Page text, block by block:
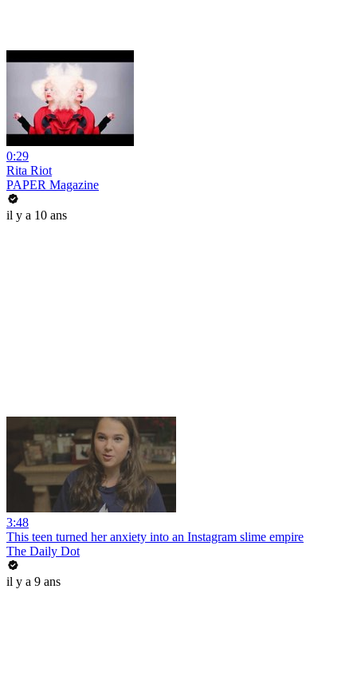
0:29
Rita Riot
PAPER Magazine
il y a 10 ans
3:48
This teen turned her anxiety into an Instagram slime empire
The Daily Dot
il y a 9 ans